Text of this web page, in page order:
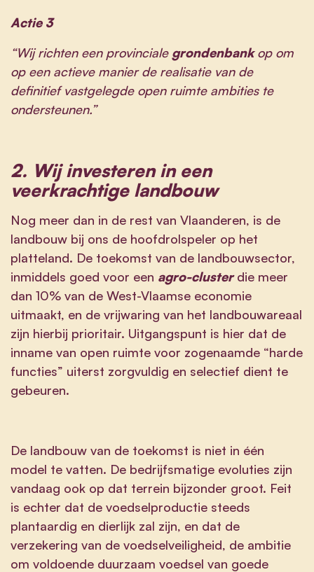
Actie 3
“Wij richten een provinciale grondenbankop om
op een actieve manier de realisatie van de
definitief vastgelegde open ruimte ambities te
ondersteunen.”
2. Wij investeren in een
veerkrachtige landbouw
Nog meer dan in de rest van Vlaanderen, is de
landbouw bij ons de hoofdrolspeler op het
platteland. De toekomst van de landbouwsector,
inmiddels goed voor een agro-clusterdie meer
dan 10% van de West-Vlaamse economie
uitmaakt, en de vrijwaring van het landbouwareaal
zijn hierbij prioritair. Uitgangspunt is hier dat de
inname van open ruimte voor zogenaamde “harde
functies” uiterst zorgvuldig en selectief dient te
gebeuren.
De landbouw van de toekomst is niet in één
model te vatten. De bedrijfsmatige evoluties zijn
vandaag ook op dat terrein bijzonder groot. Feit
is echter dat de voedselproductie steeds
plantaardig en dierlijk zal zijn, en dat de
verzekering van de voedselveiligheid, de ambitie
om voldoende duurzaam voedsel van goede